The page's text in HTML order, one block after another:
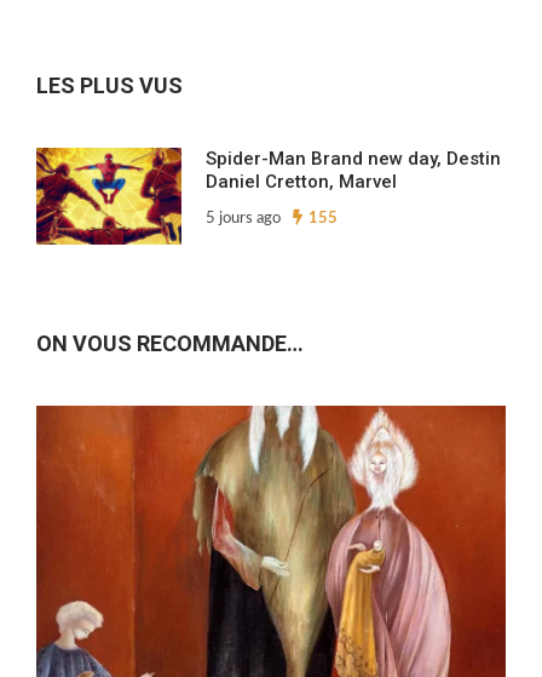
LES PLUS VUS
Spider-Man Brand new day, Destin
Daniel Cretton, Marvel
5 jours ago 155
ON VOUS RECOMMANDE…